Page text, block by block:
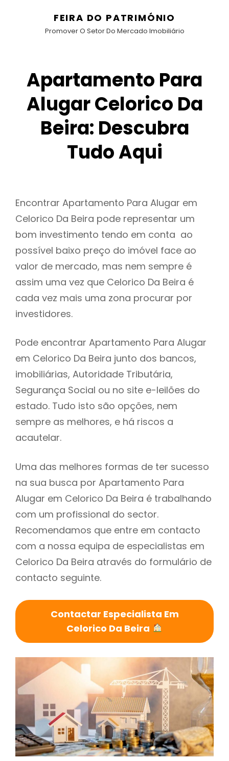
FEIRA DO PATRIMÓNIO
Promover O Setor Do Mercado Imobiliário
Apartamento Para
Alugar Celorico Da
Beira: Descubra
Tudo Aqui
Encontrar Apartamento Para Alugar em
Celorico Da Beira pode representar um
bom investimento tendo em conta ao
possível baixo preço do imóvel face ao
valor de mercado, mas nem sempre é
assim uma vez que Celorico Da Beira é
cada vez mais uma zona procurar por
investidores.
Pode encontrar Apartamento Para Alugar
em Celorico Da Beira junto dos bancos,
imobiliárias, Autoridade Tributária,
Segurança Social ou no site e-leilões do
estado. Tudo isto são opções, nem
sempre as melhores, e há riscos a
acautelar.
Uma das melhores formas de ter sucesso
na sua busca por Apartamento Para
Alugar em Celorico Da Beira é trabalhando
com um profissional do sector.
Recomendamos que entre em contacto
com a nossa equipa de especialistas em
Celorico Da Beira através do formulário de
contacto seguinte.
Contactar Especialista Em
Celorico Da Beira